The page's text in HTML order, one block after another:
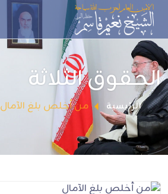
الحقوق الثلاثة
الرئيسية من أخلص بلغ الآمال